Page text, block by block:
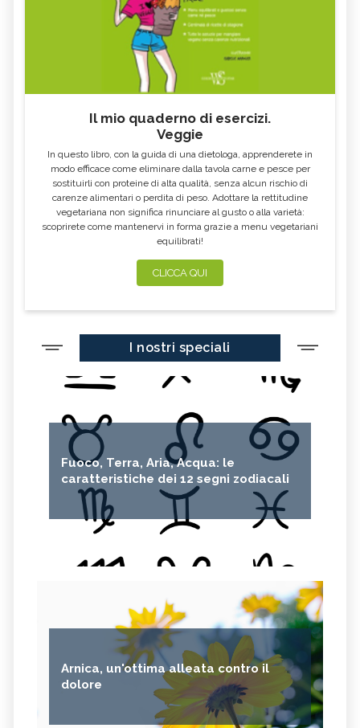
Il mio quaderno di esercizi.
Veggie
In questo libro, con la guida di una dietologa, apprenderete in
modo efficace come eliminare dalla tavola carne e pesce per
sostituirli con proteine di alta qualità, senza alcun rischio di
carenze alimentari o perdita di peso. Adottare la rettitudine
vegetariana non significa rinunciare al gusto o alla varietà:
scoprirete come mantenervi in forma grazie a menu vegetariani
equilibrati!
CLICCA QUI
I nostri speciali
Fuoco, Terra, Aria, Acqua: le
caratteristiche dei 12 segni zodiacali
Arnica, un'ottima alleata contro il
dolore